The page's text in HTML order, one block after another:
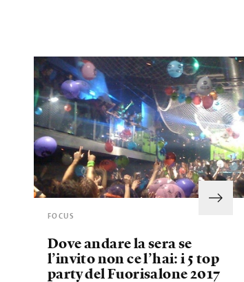
FOCUS
Dove andare la sera se
l’invito non ce l’hai: i 5 top
party del Fuorisalone 2017